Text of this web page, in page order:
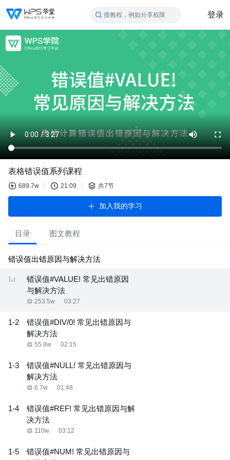
搜教程，例如分享权限 登录
表格错误值系列课程
689.7w 21:09 共7节
加入我的学习
目录 图文教程
错误值出错原因与解决方法
错误值#VALUE! 常见出错原因
与解决方法
253.5w 03:27
1-2
错误值#DIV/0! 常见出错原因与
解决方法
55.8w 02:15
1-3
错误值#NULL! 常见出错原因与
解决方法
6.7w 01:48
1-4
错误值#REF! 常见出错原因与解
决方法
110w 03:12
1-5
错误值#NUM! 常见出错原因与